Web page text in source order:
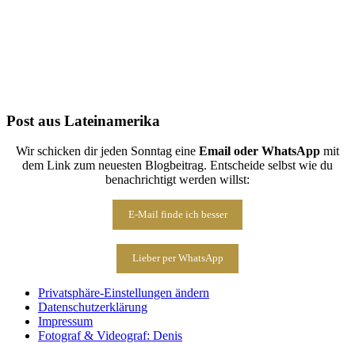
Post aus Lateinamerika
Wir schicken dir jeden Sonntag eine Email oder WhatsApp mit
dem Link zum neuesten Blogbeitrag. Entscheide selbst wie du
benachrichtigt werden willst:
E-Mail finde ich besser
Lieber per WhatsApp
Privatsphäre-Einstellungen ändern
Datenschutzerklärung
Impressum
Fotograf & Videograf: Denis